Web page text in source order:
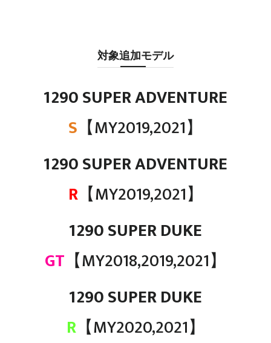
対象追加モデル
1290 SUPER ADVENTURE
S 【MY2019,2021】
1290 SUPER ADVENTURE
R【MY2019,2021】
1290 SUPER DUKE
GT 【MY2018,2019,2021】
1290 SUPER DUKE
R【MY2020,2021】